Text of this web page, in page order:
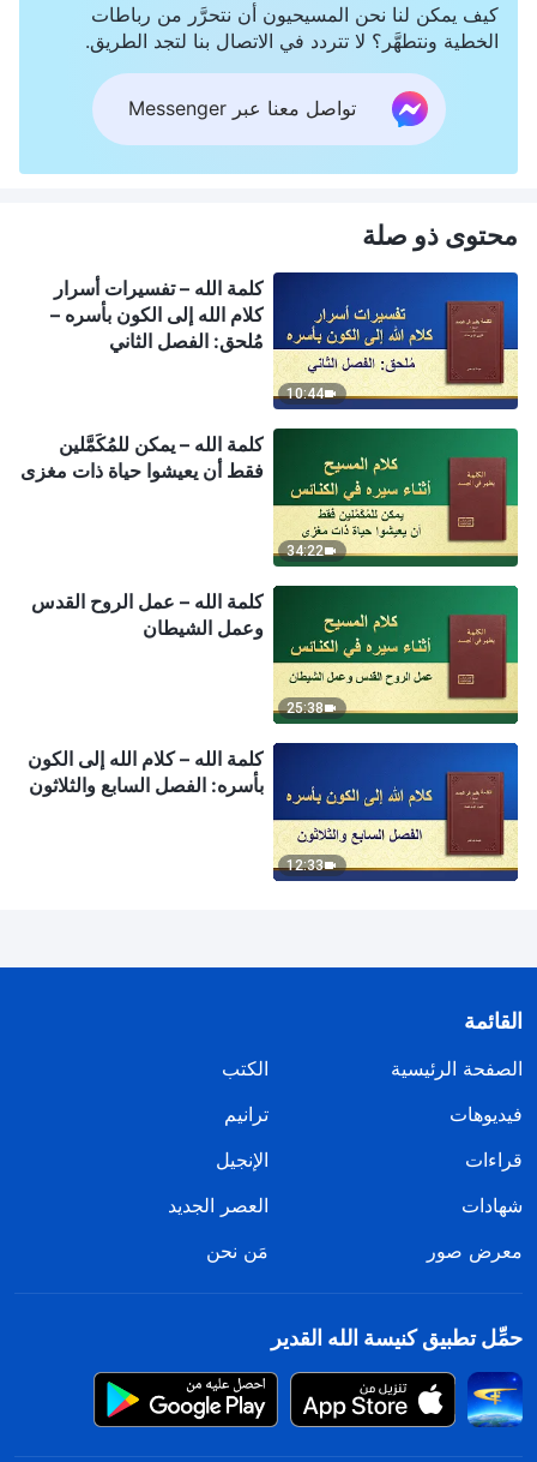
كيف يمكن لنا نحن المسيحيون أن نتحرَّر من رباطات
الخطية ونتطهَّر؟ لا تتردد في الاتصال بنا لتجد الطريق.
تواصل معنا عبر Messenger
محتوى ذو صلة
10:44
كلمة الله – تفسيرات أسرار
كلام الله إلى الكون بأسره –
مُلحق: الفصل الثاني
34:22
كلمة الله – يمكن للمُكَمَّلين
فقط أن يعيشوا حياة ذات مغزى
25:38
كلمة الله – عمل الروح القدس
وعمل الشيطان
12:33
كلمة الله – كلام الله إلى الكون
بأسره: الفصل السابع والثلاثون
القائمة
الصفحة الرئيسية
الكتب
فيديوهات
ترانيم
قراءات
الإنجيل
شهادات
العصر الجديد
معرض صور
مَن نحن
حمِّل تطبيق كنيسة الله القدير